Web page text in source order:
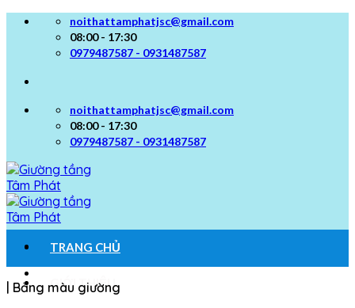
Skip
noithattamphatjsc@gmail.com
08:00 - 17:30
0979487587 - 0931487587
noithattamphatjsc@gmail.com
08:00 - 17:30
0979487587 - 0931487587
TRANG CHỦ
GIỚI THIỆU
| Bảng màu giường